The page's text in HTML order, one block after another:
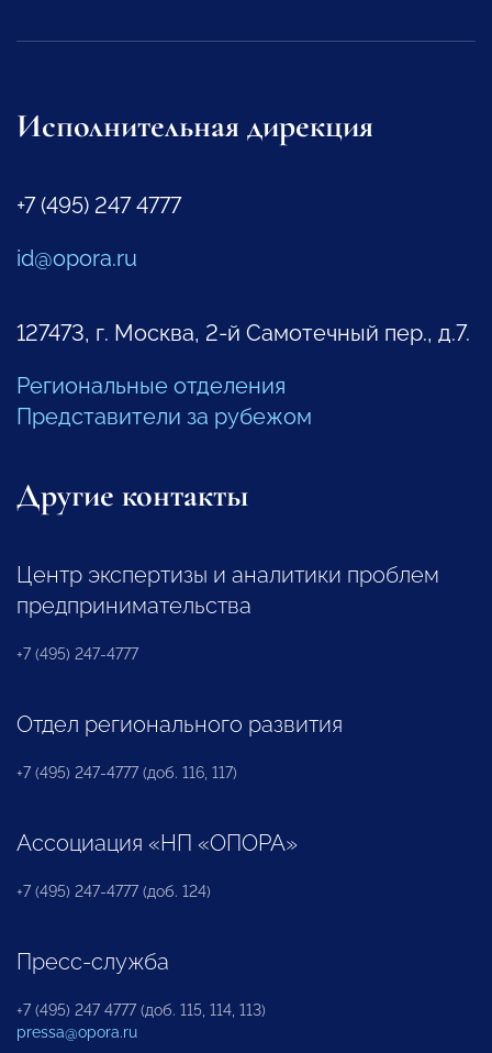
Исполнительная дирекция
+7 (495) 247 4777
id@opora.ru
127473, г. Москва, 2-й Самотечный пер., д.7.
Региональные отделения
Представители за рубежом
Другие контакты
Центр экспертизы и аналитики проблем
предпринимательства
+7 (495) 247-4777
Отдел регионального развития
+7 (495) 247-4777 (доб. 116, 117)
Ассоциация «НП «ОПОРА»
+7 (495) 247-4777 (доб. 124)
Пресс-служба
+7 (495) 247 4777 (доб. 115, 114, 113)
pressa@opora.ru